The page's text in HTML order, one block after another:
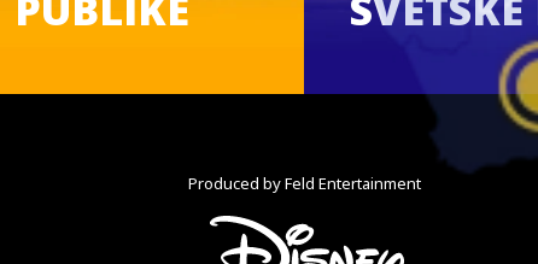
Produced by Feld Entertainment